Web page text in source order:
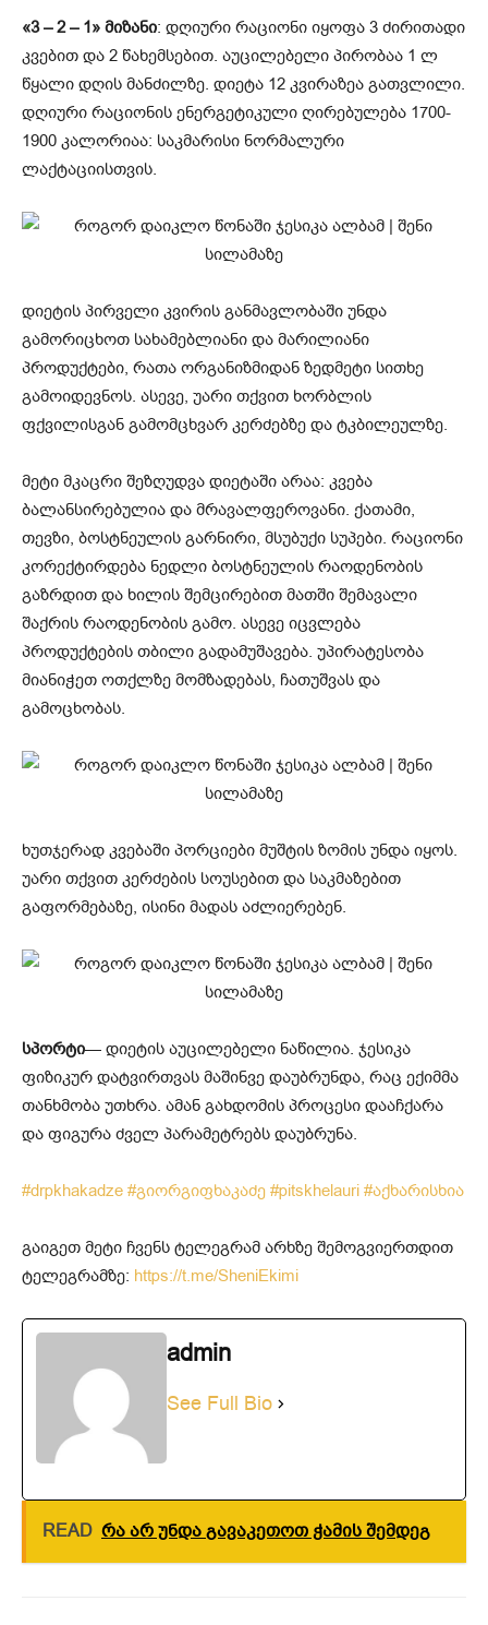
«3 – 2 – 1» მიზანი: დღიური რაციონი იყოფა 3 ძირითადი
კვებით და 2 წახემსებით. აუცილებელი პირობაა 1 ლ
წყალი დღის მანძილზე. დიეტა 12 კვირაზეა გათვლილი.
დღიური რაციონის ენერგეტიკული ღირებულება 1700-
1900 კალორიაა: საკმარისი ნორმალური
ლაქტაციისთვის.
დიეტის პირველი კვირის განმავლობაში უნდა
გამორიცხოთ სახამებლიანი და მარილიანი
პროდუქტები, რათა ორგანიზმიდან ზედმეტი სითხე
გამოიდევნოს. ასევე, უარი თქვით ხორბლის
ფქვილისგან გამომცხვარ კერძებზე და ტკბილეულზე.
მეტი მკაცრი შეზღუდვა დიეტაში არაა: კვება
ბალანსირებულია და მრავალფეროვანი. ქათამი,
თევზი, ბოსტნეულის გარნირი, მსუბუქი სუპები. რაციონი
კორექტირდება ნედლი ბოსტნეულის რაოდენობის
გაზრდით და ხილის შემცირებით მათში შემავალი
შაქრის რაოდენობის გამო. ასევე იცვლება
პროდუქტების თბილი გადამუშავება. უპირატესობა
მიანიჭეთ ოთქლზე მომზადებას, ჩათუშვას და
გამოცხობას.
ხუთჯერად კვებაში პორციები მუშტის ზომის უნდა იყოს.
უარი თქვით კერძების სოუსებით და საკმაზებით
გაფორმებაზე, ისინი მადას აძლიერებენ.
სპორტი— დიეტის აუცილებელი ნაწილია. ჯესიკა
ფიზიკურ დატვირთვას მაშინვე დაუბრუნდა, რაც ექიმმა
თანხმობა უთხრა. ამან გახდომის პროცესი დააჩქარა
და ფიგურა ძველ პარამეტრებს დაუბრუნა.
#drpkhakadze #გიორგიფხაკაძე #pitskhelauri #აქხარისხია
გაიგეთ მეტი ჩვენს ტელეგრამ არხზე შემოგვიერთდით
ტელეგრამზე: https://t.me/SheniEkimi
admin
See Full Bio
READ რა არ უნდა გავაკეთოთ ჭამის შემდეგ